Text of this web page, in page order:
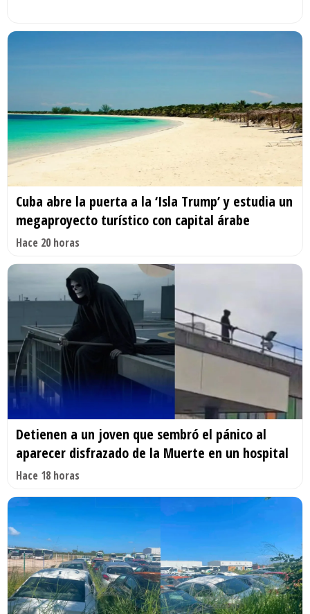
Cuba abre la puerta a la ‘Isla Trump’ y estudia un
megaproyecto turístico con capital árabe
Hace 20 horas
Detienen a un joven que sembró el pánico al
aparecer disfrazado de la Muerte en un hospital
Hace 18 horas